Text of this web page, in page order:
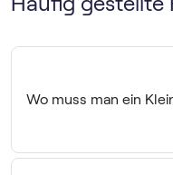
Wo muss man ein
Ein Kleinunternehmen